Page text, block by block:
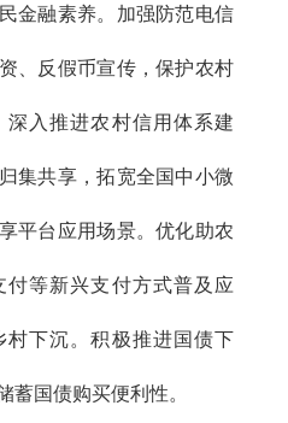
金融素养。加强防范电信
、反假币宣传，保护农村
入推进农村信用体系建
集共享，拓宽全国中小微
平台应用场景。优化助农
等新兴支付方式普及应
村下沉。积极推进国债下
蓄国债购买便利性。